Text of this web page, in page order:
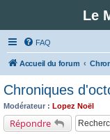
Le
FAQ
Accueil du forum
Chroniques
Modérateur : Lopez Noël
Répondre